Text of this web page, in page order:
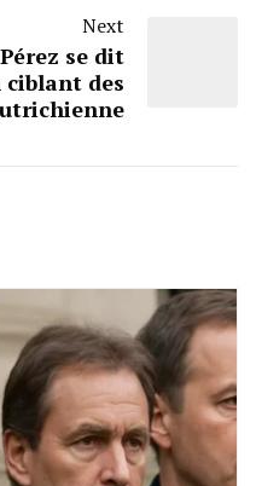
Next
se dit
ciblant des